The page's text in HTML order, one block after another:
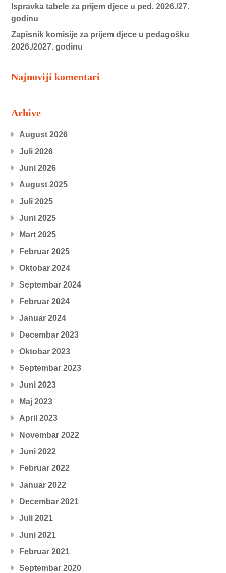
Ispravka tabele za prijem djece u ped. 2026./27.
godinu
Zapisnik komisije za prijem djece u pedagošku
2026./2027. godinu
Najnoviji komentari
Arhive
August 2026
Juli 2026
Juni 2026
August 2025
Juli 2025
Juni 2025
Mart 2025
Februar 2025
Oktobar 2024
Septembar 2024
Februar 2024
Januar 2024
Decembar 2023
Oktobar 2023
Septembar 2023
Juni 2023
Maj 2023
April 2023
Novembar 2022
Juni 2022
Februar 2022
Januar 2022
Decembar 2021
Juli 2021
Juni 2021
Februar 2021
Septembar 2020